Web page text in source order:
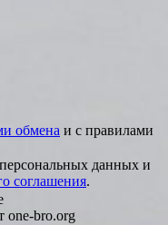
обмена и с правилами
данных и
соглашения.
one-bro.org